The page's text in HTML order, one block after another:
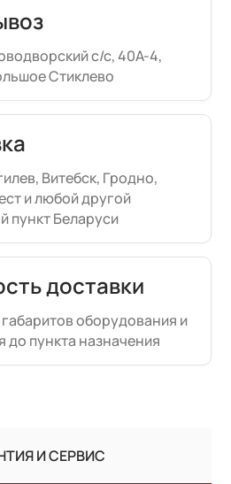
с/с, 40А-4,
Стиклево
Витебск, Гродно,
и любой другой
пункт Беларуси
доставки
габаритов оборудования и
до пункта назначения
И СЕРВИС